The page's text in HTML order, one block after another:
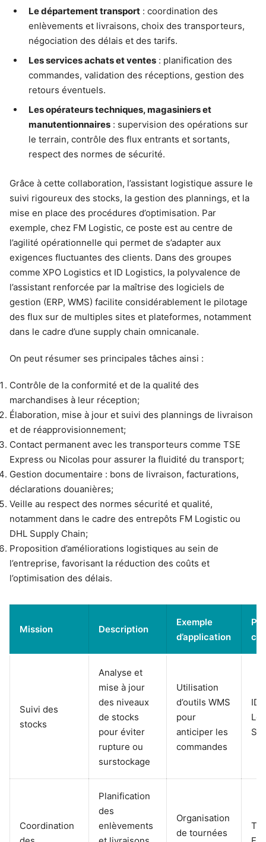
Le département transport : coordination des
enlèvements et livraisons, choix des transporteurs,
négociation des délais et des tarifs.
Les services achats et ventes : planification des
commandes, validation des réceptions, gestion des
retours éventuels.
Les opérateurs techniques, magasiniers et
manutentionnaires : supervision des opérations sur
le terrain, contrôle des flux entrants et sortants,
respect des normes de sécurité.
Grâce à cette collaboration, l’assistant logistique assure le
suivi rigoureux des stocks, la gestion des plannings, et la
mise en place des procédures d’optimisation. Par
exemple, chez FM Logistic, ce poste est au centre de
l’agilité opérationnelle qui permet de s’adapter aux
exigences fluctuantes des clients. Dans des groupes
comme XPO Logistics et ID Logistics, la polyvalence de
l’assistant renforcée par la maîtrise des logiciels de
gestion (ERP, WMS) facilite considérablement le pilotage
des flux sur de multiples sites et plateformes, notamment
dans le cadre d’une supply chain omnicanale.
On peut résumer ses principales tâches ainsi :
Contrôle de la conformité et de la qualité des
marchandises à leur réception;
Élaboration, mise à jour et suivi des plannings de livraison
et de réapprovisionnement;
Contact permanent avec les transporteurs comme TSE
Express ou Nicolas pour assurer la fluidité du transport;
Gestion documentaire : bons de livraison, facturations,
déclarations douanières;
Veille au respect des normes sécurité et qualité,
notamment dans le cadre des entrepôts FM Logistic ou
DHL Supply Chain;
Proposition d’améliorations logistiques au sein de
l’entreprise, favorisant la réduction des coûts et
l’optimisation des délais.
Mission Description
Exemple
d’application
clé
Suivi des
stocks
Analyse et
mise à jour
des niveaux
de stocks
pour éviter
rupture ou
surstockage
Utilisation
d’outils WMS
pour
anticiper les
commandes
ID
Coordination
Planification
des
enlèvements
Organisation
de tournées